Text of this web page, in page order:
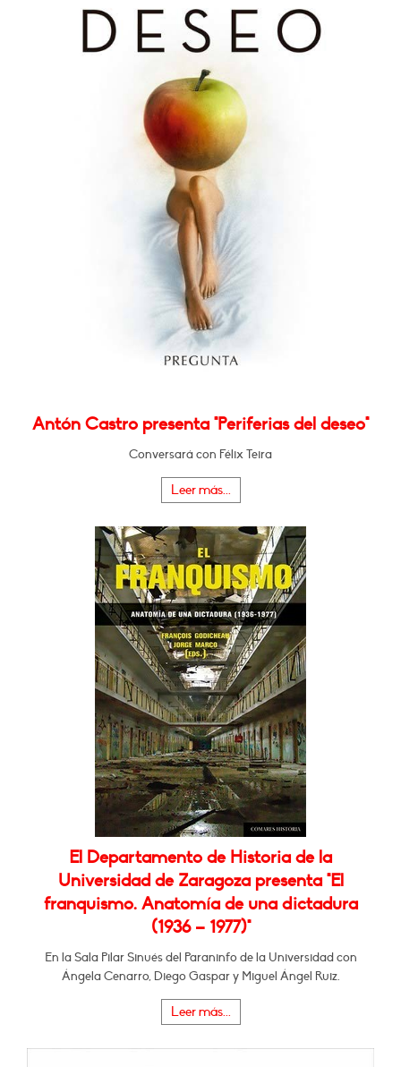
Antón Castro presenta "Periferias del deseo"
Conversará con Félix Teira
Leer más...
El Departamento de Historia de la
Universidad de Zaragoza presenta "El
franquismo. Anatomía de una dictadura
(1936 – 1977)"
En la Sala Pilar Sinués del Paraninfo de la Universidad con
Ángela Cenarro, Diego Gaspar y Miguel Ángel Ruiz.
Leer más...